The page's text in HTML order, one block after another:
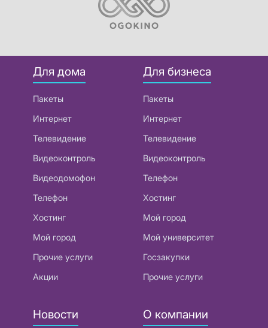
Для дома
Пакеты
Интернет
Телевидение
Видеоконтроль
Видеодомофон
Телефон
Хостинг
Мой город
Прочие услуги
Акции
Для бизнеса
Пакеты
Интернет
Телевидение
Видеоконтроль
Телефон
Хостинг
Мой город
Мой университет
Госзакупки
Прочие услуги
Новости О компании